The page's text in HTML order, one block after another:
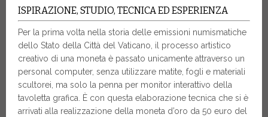
ISPIRAZIONE, STUDIO, TECNICA ED ESPERIENZA
Per la prima volta nella storia delle emissioni numismatiche
dello Stato della Città del Vaticano, il processo artistico
creativo di una moneta è passato unicamente attraverso un
personal computer, senza utilizzare matite, fogli e materiali
scultorei, ma solo la penna per monitor interattivo della
tavoletta grafica. È con questa elaborazione tecnica che si è
arrivati alla realizzazione della moneta d’oro da 50 euro del